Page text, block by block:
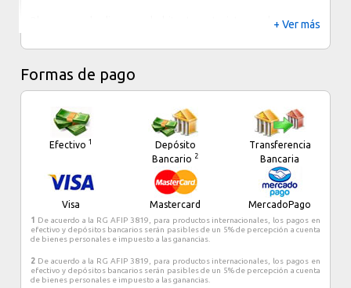
Playa, como le dicen sus habitantes y turistas, se ha
sitio privilegiado por la tranquilidad y la sencillez, no más
que un puerto del que partían los transbordadores hacia
atracción turísticas más importantes y sofisticados de la
Riviera Maya.
A partir del año 1967 Playa del Carmen ha ido
evolucionando hasta convertirse en un puerto cosmopolita.
En su mayoría los habitantes de Playa del Carmen son
oriundos de la región; sin embargo, una gran parte de la
población está compuesta por inmigrantes, tanto de
algunos artistas como pintores, músicos, bailarines y
actores.
+ Ver más
Formas de pago
Efectivo 1
Depósito
Bancario 2
Transferencia
Bancaria
Visa Mastercard MercadoPago
1
De acuerdo a la RG AFIP 3819, para productos internacionales, los pagos en
efectivo y depósitos bancarios serán pasibles de un 5% de percepción a cuenta
de bienes personales e impuesto a las ganancias.
2 De acuerdo a la RG AFIP 3819, para productos internacionales, los pagos en
efectivo y depósitos bancarios serán pasibles de un 5% de percepción a cuenta
de bienes personales e impuesto a las ganancias.